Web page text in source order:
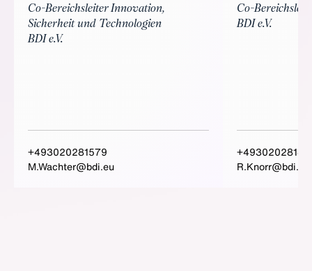
Co-Bereichsleiter Innovation,
Sicherheit und Technologien
BDI e.V.
+493020281579
M.Wachter@bdi.eu
Co-
BDI e.V.
R.Knorr@bdi.eu